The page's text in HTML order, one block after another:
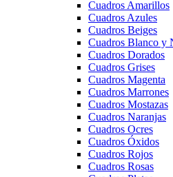
Cuadros Amarillos
Cuadros Azules
Cuadros Beiges
Cuadros Blanco y
Cuadros Dorados
Cuadros Grises
Cuadros Magenta
Cuadros Marrones
Cuadros Mostazas
Cuadros Naranjas
Cuadros Ocres
Cuadros Óxidos
Cuadros Rojos
Cuadros Rosas